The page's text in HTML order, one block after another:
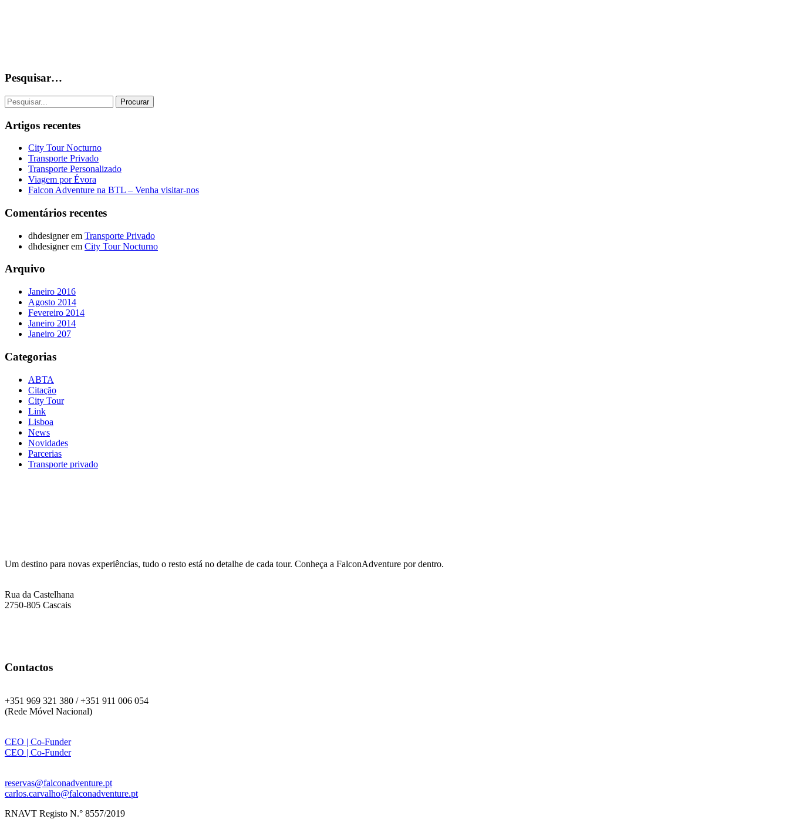
Pesquisar…
Artigos recentes
City Tour Nocturno
Transporte Privado
Transporte Personalizado
Viagem por Évora
Falcon Adventure na BTL – Venha visitar-nos
Comentários recentes
dhdesignerem Transporte Privado
dhdesignerem City Tour Nocturno
Arquivo
Janeiro 2016
Agosto 2014
Fevereiro 2014
Janeiro 2014
Janeiro 207
Categorias
ABTA
Citação
City Tour
Link
Lisboa
News
Novidades
Parcerias
Transporte privado
Um destino para novas experiências, tudo o resto está no detalhe de cada tour. Conheça a FalconAdventure por dentro.
Rua da Castelhana
2750-805 Cascais
Contactos
+351 969 321 380 / +351 911 006 054
(Rede Móvel Nacional)
CEO | Co-Funder
CEO | Co-Funder
reservas@falconadventure.pt
carlos.carvalho@falconadventure.pt
RNAVT Registo N.° 8557/2019